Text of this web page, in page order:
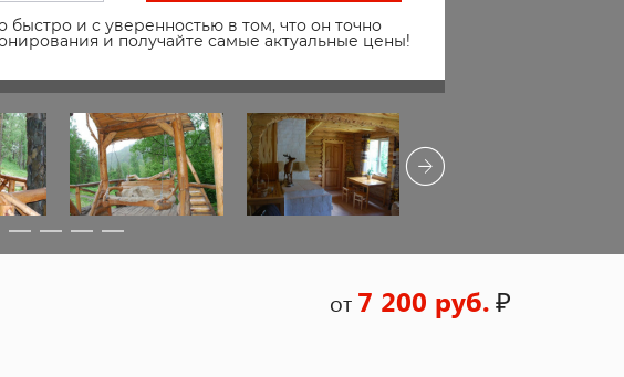
и с уверенностью в том, что он точно
и получайте самые актуальные цены!
от 7 200 руб.₽